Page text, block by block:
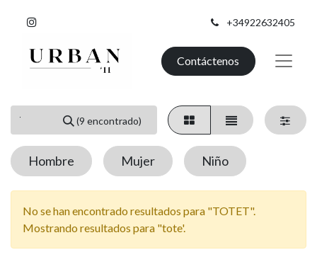
+34922632405
Contáctenos
(9 encontrado)
Hombre Mujer Niño
No se han encontrado resultados para "TOTET".
Mostrando resultados para "tote'.